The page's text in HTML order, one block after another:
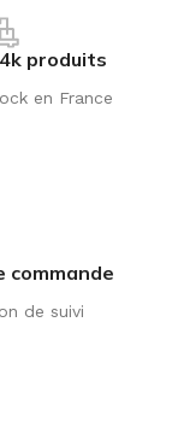
produits
en France
commande
de suivi